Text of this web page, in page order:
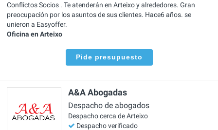
Conflictos Socios . Te atenderán en Arteixo y alrededores. Gran
preocupación por los asuntos de sus clientes. Hace6 años. se
unieron a Easyoffer.
Oficina en Arteixo
Pide presupuesto
A&A Abogadas
Despacho de abogados
Despacho cerca de Arteixo
Despacho verificado